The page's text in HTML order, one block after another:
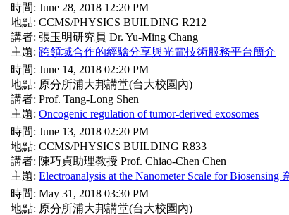
時間: June 28, 2018 12:20 PM
地點: CCMS/PHYSICS BUILDING R212
講者: 張玉明研究員 Dr. Yu-Ming Chang
主題: 跨領域合作的經驗分享與光電技術服務平台簡介
時間: June 14, 2018 02:20 PM
地點: 原分所浦大邦講堂(台大校園內)
講者: Prof. Tang-Long Shen
主題: Oncogenic regulation of tumor-derived exosomes
時間: June 13, 2018 02:20 PM
地點: CCMS/PHYSICS BUILDING R833
講者: 陳巧貞助理教授 Prof. Chiao-Chen Chen
主題: Electroanalysis at the Nanometer Scale for
時間: May 31, 2018 03:30 PM
地點: 原分所浦大邦講堂(台大校園內)